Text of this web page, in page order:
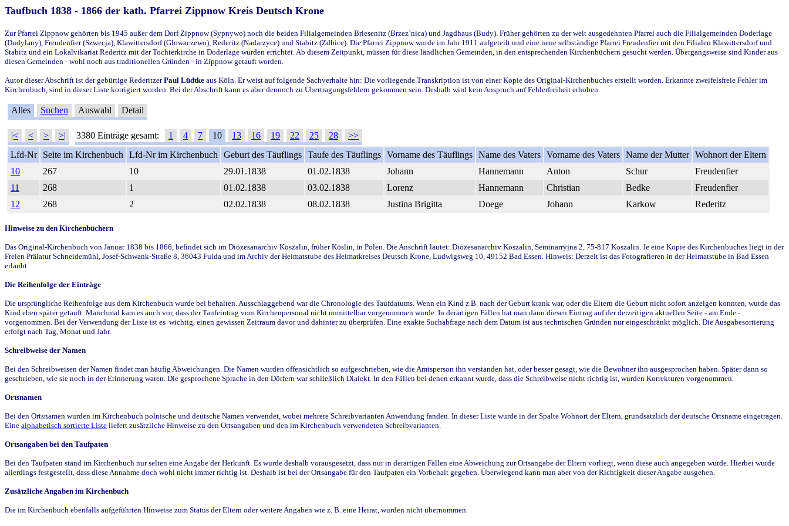
Taufbuch 1838 - 1866 der kath. Pfarrei Zippnow Kreis Deutsch Krone
Zur Pfarrei Zippnow gehörten bis 1945 außer dem Dorf Zippnow (Sypnywo) noch die beiden Filialgemeinden Briesenitz (Brzez`nica) und Jagdhaus (Budy). Früher gehörten zu der weit ausgedehnten Pfarrei auch die Filialgemeinden Doderlage
(Dudylany), Freudenfier (Szwecja), Klawittersdorf (Glowaczewo), Rederitz (Nadarzyce) und Stabitz (Zdbice). Die Pfarrei Zippnow wurde im Jahr 1911 aufgeteilt und eine neue selbständige Pfarrei Freudenfier mit den Filialen Klawittersdorf und
Stabitz und ein Lokalvikariat Rederitz mit der Tochterkirche in Doderlage wurden errichtet. Ab diesem Zeitpunkt, müssen für diese ländlichen Gemeinden, in den entsprechenden Kirchenbüchern gesucht werden. Übergangsweise sind Kinder aus
diesen Gemeinden - wohl noch aus traditionellen Gründen - in Zippnow getauft worden.
Autor dieser Abschrift ist der gebürtige RederitzerPaul Lüdtke aus Köln. Er weist auf folgende Sachverhalte hin: Die vorliegende Transkription ist von einer Kopie des Original-Kirchenbuches erstellt worden. Erkannte zweifelsfreie Fehler im
Kirchenbuch, sind in dieser Liste korrigiert worden. Bei der Abschrift kann es aber dennoch zu Übertragungsfehlern gekommen sein. Deshalb wird kein Anspruch auf Fehlerfreiheit erhoben.
Alles Suchen Auswahl Detail
|< < > >| 3380 Einträge gesamt: 1 4 7 10 13 16 19 22 25 28
>>
Lfd-Nr
Seite im Kirchenbuch Lfd-Nr im Kirchenbuch Geburt des Täuflings Taufe des Täuflings Vorname des Täuflings Name des Vaters Vorname des Vaters Name der Mutter Wohnort der Eltern
10
267 10 29.01.1838 01.02.1838 Johann Hannemann Anton Schur
Freudenfier
11
268 1 01.02.1838 03.02.1838 Lorenz Hannemann Christian Bedke
Freudenfier
12
268 2 02.02.1838 08.02.1838 Justina Brigitta Doege Johann Karkow Rederitz
Hinweise zu den Kirchenbüchern
Das Original-Kirchenbuch von Januar 1838 bis 1866, befindet sich im Diözesanarchiv Koszalin, früher Köslin, in Polen. Die Anschrift lautet: Diözesanarchiv Koszalin, Seminarryjna 2, 75-817 Koszalin. Je eine Kopie des Kirchenbuches liegt in der
Freien Prälatur Schneidemühl, Josef-Schwank-Straße 8, 36043 Fulda und im Archiv der Heimatstube des Heimatkreises Deutsch Krone, Ludwigsweg 10, 49152 Bad Essen. Hinweis: Derzeit ist das Fotografieren in der Heimatstube in Bad Essen
erlaubt.
Die Reihenfolge der Einträge
Die ursprüngliche Reihenfolge aus dem Kirchenbuch wurde bei behalten. Ausschlaggebend war die Chronologie des Taufdatums. Wenn ein Kind z.B. nach der Geburt krank war, oder die Eltern die Geburt nicht sofort anzeigen konnten, wurde das
Kind eben später getauft. Manchmal kam es auch vor, dass der Taufeintrag vom Kirchenpersonal nicht unmittelbar vorgenommen wurde. In derartigen Fällen hat man dann diesen Eintrag auf der derzeitigen aktuellen Seite - am Ende -
vorgenommen. Bei der Verwendung der Liste ist es wichtig, einen gewissen Zeitraum davor und dahinter zu überprüfen. Eine exakte Suchabfrage nach dem Datum ist aus technischen Gründen nur eingeschränkt möglich. Die Ausgabesortierung
erfolgt nach Tag, Monat und Jahr.
Schreibweise der Namen
Bei den Schreibweisen der Namen findet man häufig Abweichungen. Die Namen wurden offensichtlich so aufgeschrieben, wie die Amtsperson ihn verstanden hat, oder besser gesagt, wie die Bewohner ihn ausgesprochen haben. Später dann so
geschrieben, wie sie noch in der Erinnerung waren. Die gesprochene Sprache in den Dörfern war schließlich Dialekt. In den Fällen bei denen erkannt wurde, dass die Schreibweise nicht richtig ist, wurden Korrekturen vorgenommen.
Ortsnamen
Bei den Ortsnamen wurden im Kirchenbuch polnische und deutsche Namen verwendet, wobei mehrere Schreibvarianten Anwendung fanden. In dieser Liste wurde in der Spalte Wohnort der Eltern, grundsätzlich der deutsche Ortsname eingetragen.
Eine alphabetisch sortierte Liste liefert zusätzliche Hinweise zu den Ortsangaben und den im Kirchenbuch verwendeten Schreibvarianten.
Ortsangaben bei den Taufpaten
Bei den Taufpaten stand im Kirchenbuch nur selten eine Angabe der Herkunft. Es wurde deshalb vorausgesetzt, dass nur in derartigen Fällen eine Abweichung zur Ortsangabe der Eltern vorliegt, wenn diese auch angegeben wurde. Hierbei wurde
allerdings festgestellt, dass diese Annahme doch wohl nicht immer richtig ist. Deshalb ist bei der Ortsangabe für den Taufpaten ein Vorbehalt gegeben. Überwiegend kann man aber von der Richtigkeit dieser Angabe ausgehen.
Zusätzliche Angaben im Kirchenbuch
Die im Kirchenbuch ebenfalls aufgeführten Hinweise zum Status der Eltern oder weitere Angaben wie z. B. eine Heirat, wurden nicht übernommen.